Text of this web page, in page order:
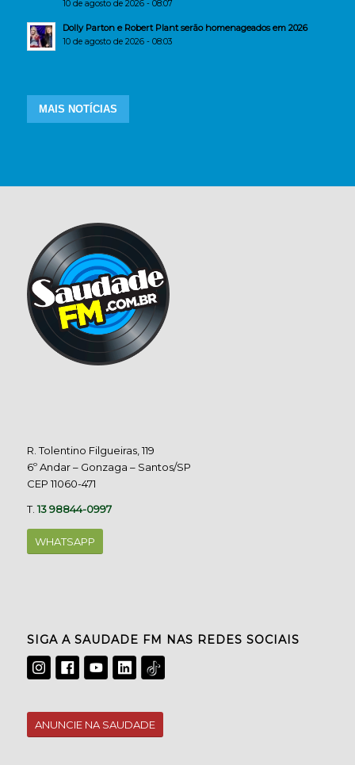
10 de agosto de 2026 - 08:07
Dolly Parton e Robert Plant serão homenageados em 2026
10 de agosto de 2026 - 08:03
MAIS NOTÍCIAS
R. Tolentino Filgueiras, 119
6º Andar – Gonzaga – Santos/SP
CEP 11060-471
T.13 98844-0997
WHATSAPP
SIGA A SAUDADE FM NAS REDES SOCIAIS
ANUNCIE NA SAUDADE